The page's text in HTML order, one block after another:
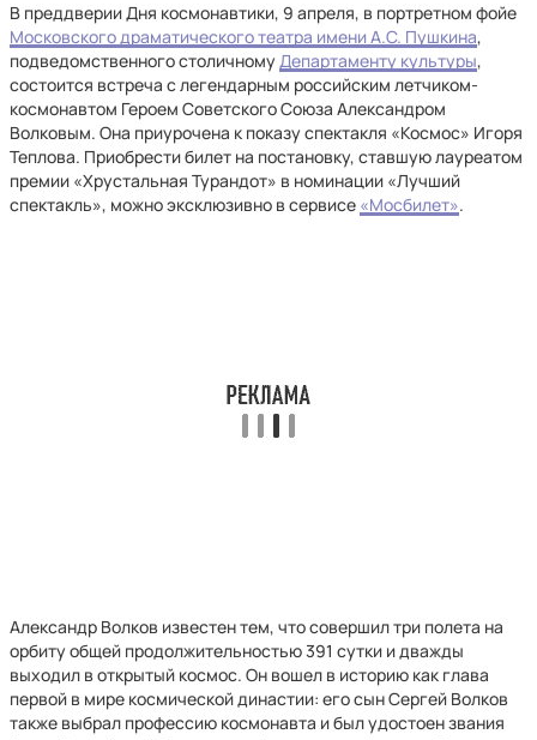
В преддверии Дня космонавтики, 9 апреля, в портретном фойе
Московского драматического театра имени А.С. Пушкина,
подведомственного столичномуДепартаменту культуры,
состоится встреча с легендарным российским летчиком-
космонавтом Героем Советского Союза Александром
Волковым. Она приурочена к показу спектакля «Космос» Игоря
Теплова. Приобрести билет на постановку, ставшую лауреатом
премии «Хрустальная Турандот» в номинации «Лучший
спектакль», можно эксклюзивно в сервисе «Мосбилет».
Александр Волков известен тем, что совершил три полета на
орбиту общей продолжительностью 391 сутки и дважды
выходил в открытый космос. Он вошел в историю как глава
первой в мире космической династии: его сын Сергей Волков
также выбрал профессию космонавта и был удостоен звания